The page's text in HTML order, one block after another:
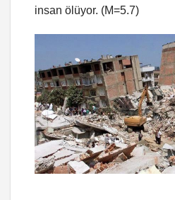
insan ölüyor. (M=5.7)